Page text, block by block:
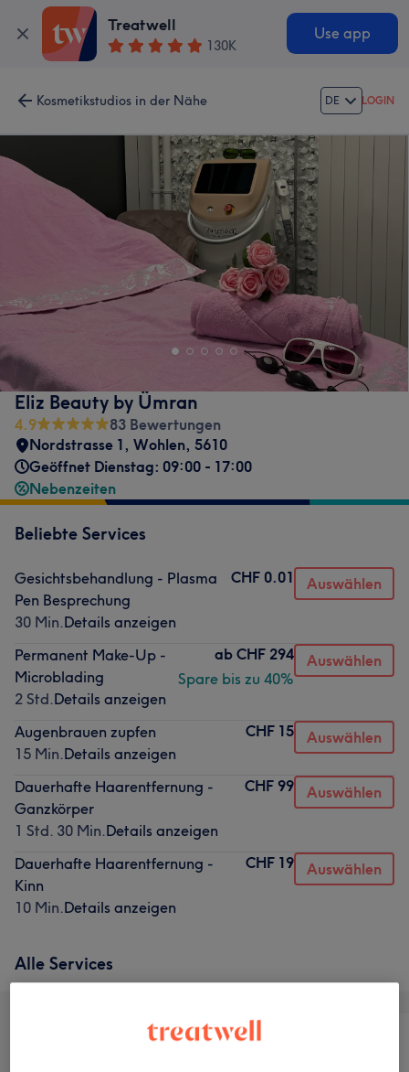
Treatwell
130K
Use app
Kosmetikstudios in der Nähe DE LOGIN
Eliz Beauty by Ümran
4.9
83 Bewertungen
Nordstrasse 1, Wohlen, 5610
Geöffnet Dienstag: 09:00 - 17:00
Nebenzeiten
Beliebte Services
Gesichtsbehandlung - Plasma
Pen Besprechung
30 Min.Details anzeigen
CHF 0.01 Auswählen
Permanent Make-Up -
Microblading
2 Std.Details anzeigen
ab CHF 294
Spare bis zu 40%
Auswählen
Augenbrauen zupfen
15 Min.Details anzeigen
CHF 15 Auswählen
Dauerhafte Haarentfernung -
Ganzkörper
1 Std. 30 Min.Details anzeigen
CHF 99 Auswählen
Dauerhafte Haarentfernung -
Kinn
10 Min.Details anzeigen
CHF 19 Auswählen
Alle Services